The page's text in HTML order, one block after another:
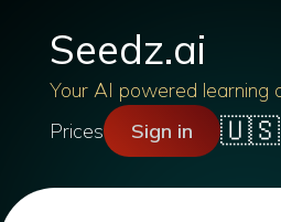
Seedz.ai
Your AI powered learning
Prices
Sign in 🇺🇸